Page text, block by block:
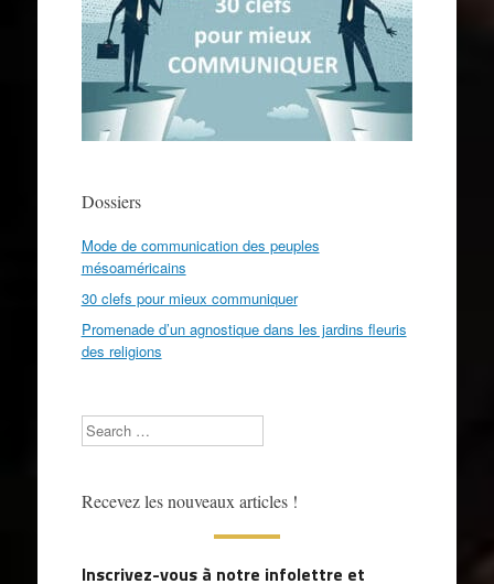
Dossiers
Mode de communication des peuples
mésoaméricains
30 clefs pour mieux communiquer
Promenade d’un agnostique dans les jardins fleuris
des religions
Search
Recevez les nouveaux articles !
Inscrivez-vous à notre infolettre et